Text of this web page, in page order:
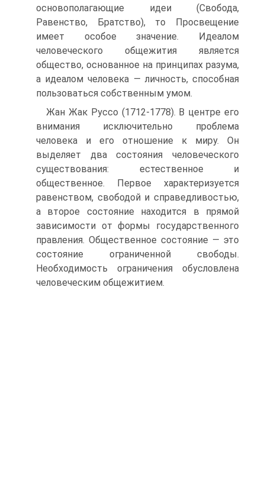
основополагающие идеи (Свобода,
Равенство, Братство), то Просвещение
имеет особое значение. Идеалом
человеческого общежития является
общество, основанное на принципах разума,
а идеалом человека — личность, способная
пользоваться собственным умом.
Жан Жак Руссо (1712-1778). В центре его
внимания исключительно проблема
человека и его отношение к миру. Он
выделяет два состояния человеческого
существования: естественное и
общественное. Первое характеризуется
равенством, свободой и справедливостью,
а второе состояние находится в прямой
зависимости от формы государственного
правления. Общественное состояние — это
состояние ограниченной свободы.
Необходимость ограничения обусловлена
человеческим общежитием.